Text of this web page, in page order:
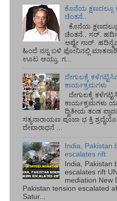
ಕೊನೆಯ ಕ್ಷಣದಲ್ಲೂ
ಚಿಂತನೆ..
ಕೊನೆಯ
ಚಿಂತನೆ.. ಸರ್.‌
ಅಷ್ಟೇ ಸಾರ್.‌
ಹಿಂದೆ ನನ್ನ ಬಳಿ ಫೋನಿನಲ್ಲಿ
ಊಟ ಆಯ್ತು. ಗ...
ದೇಗುಲಕ್ಕೆ
ಕಾರ್ಯಕ್ರಮಗಳು
ದೇಗುಲಕ್ಕೆ
ಕಾರ್ಯಕ್ರಮಗಳು
ದ್ವಿತೀಯ ತಂಡ
ಸತ್ಯನಾರಾಯಣ ಪೂಜಾ ಭ ಕ್ತಿ
ದೇವಾರಾಧನೆ ...
India, Pakistan
escalates rift
India, Pakistan
escalates rift
mediation New
Pakistan tension escalated
Satur...